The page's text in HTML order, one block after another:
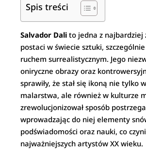
Spis treści
Salvador Dali to jedna z najbardziej
postaci w świecie sztuki,
ruchem surrealistycznym. Jego
oniryczne obrazy oraz
sprawiły, że stał się ikoną nie tylko
malarstwa, ale również w kulturze
zrewolucjonizował sposób
wprowadzając do niej elementy
podświadomości oraz nauki, co
najważniejszych artystów XX wieku.